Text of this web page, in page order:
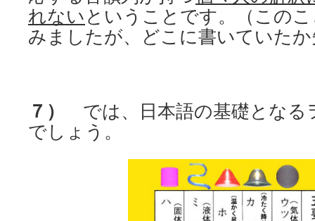
れない ということです。（この
みましたが、どこに書いていたか
７）
では、日本語の基礎となる
でしょう。